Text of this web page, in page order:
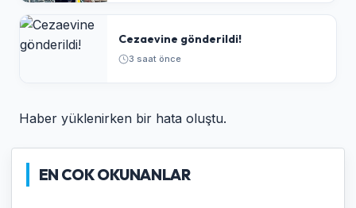
Cezaevine gönderildi!
3 saat önce
Haber yüklenirken bir hata oluştu.
EN COK OKUNANLAR